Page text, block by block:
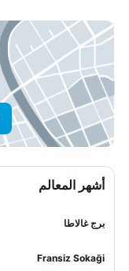
أشهر المعالم
برج غالاطا
Fransiz Sokaği